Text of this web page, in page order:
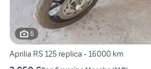
6
Aprilia RS 125 replica - 16000 km